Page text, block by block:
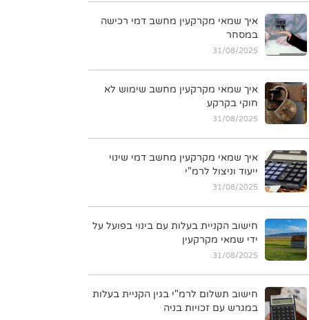
איך שמאי מקרקעין מחשב דמי רכישה
במסחר
31/08/2025
איך שמאי מקרקעין מחשב שימוש לא
חוקי בקרקע
31/08/2025
איך שמאי מקרקעין מחשב דמי שינוי
ייעוד וניצול לרמ"י
31/08/2025
חישוב הקניית בעלות עם בינוי בפועל על
ידי שמאי מקרקעין
31/08/2025
חישוב תשלום לרמ"י בגין הקניית בעלות
במגרש עם זכויות בניה